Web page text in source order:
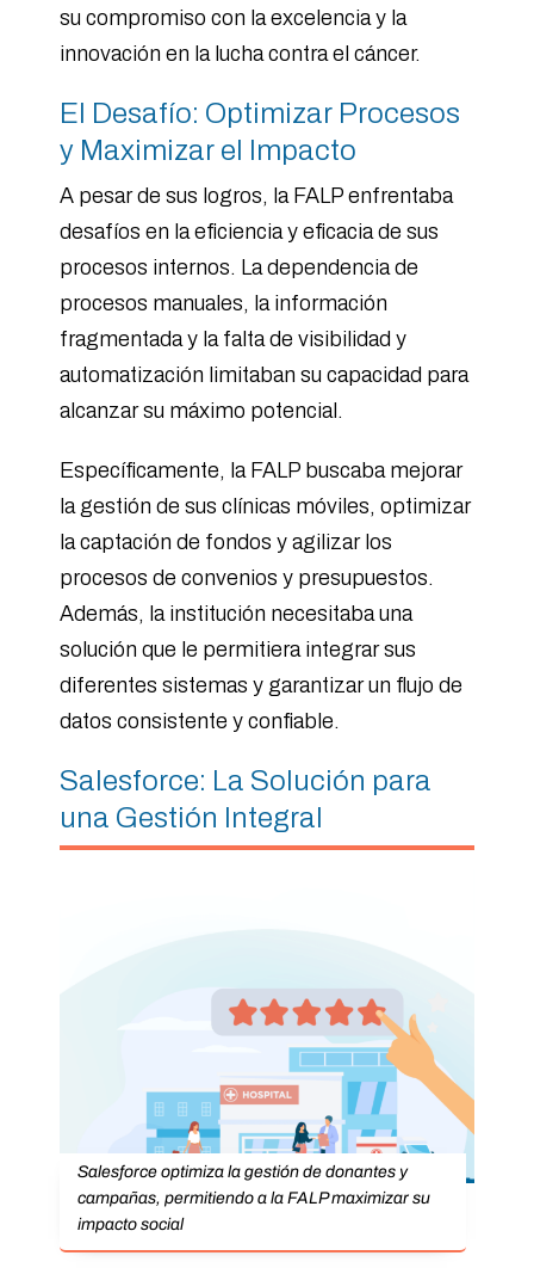
su compromiso con la excelencia y la
innovación en la lucha contra el cáncer.
El Desafío: Optimizar Procesos
y Maximizar el Impacto
A pesar de sus logros, la FALP enfrentaba
desafíos en la eficiencia y eficacia de sus
procesos internos. La dependencia de
procesos manuales, la información
fragmentada y la falta de visibilidad y
automatización limitaban su capacidad para
alcanzar su máximo potencial.
Específicamente, la FALP buscaba mejorar
la gestión de sus clínicas móviles, optimizar
la captación de fondos y agilizar los
procesos de convenios y presupuestos.
Además, la institución necesitaba una
solución que le permitiera integrar sus
diferentes sistemas y garantizar un flujo de
datos consistente y confiable.
Salesforce: La Solución para
una Gestión Integral
Salesforce optimiza la gestión de donantes y
campañas, permitiendo a la FALP maximizar su
impacto social